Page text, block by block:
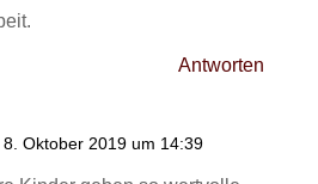
Antworten
8. Oktober 2019 um 14:39